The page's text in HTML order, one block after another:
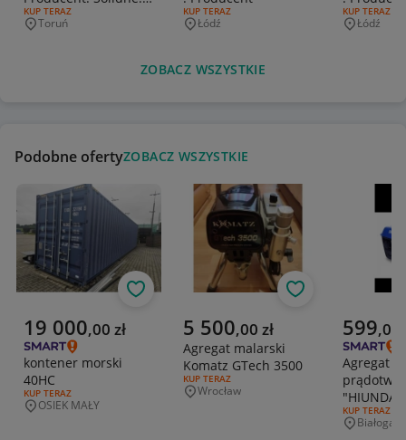
Akcesoria
RODZAJ OFERTY:
KUP TERAZ
Miejscowość
Toruń
RODZAJ OFERTY:
KUP TERAZ
Miejscowość
Łódź
RODZAJ
KUP TERAZ
Łódź
ZOBACZ WSZYSTKIE
Podobne ofertyZOBACZ WSZYSTKIE
Aktualna cena
19 000,00 zł
kontener morski
40HC
RODZAJ OFERTY:
KUP TERAZ
Miejscowość
OSIEK MAŁY
Obserwuj
Aktualna cena
5 500,00 zł
Agregat malarski
Komatz GTech 3500
RODZAJ OFERTY:
KUP TERAZ
Miejscowość
Wrocław
Obserwuj
Aktualna
599,00
Agregat
nowy ,
RODZAJ
KUP TERAZ
Białogard